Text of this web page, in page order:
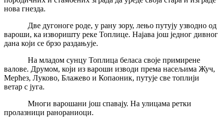
нова гнезда.
Две дугоноге роде, у рану зору, лењо путују узводно од
вароши, ка изворишту реке Топлице. Најава још једног дивног
дана који се брзо раздањује.
На младом сунцу Топлица беласа своје примирене
валове. Друмом, који из вароши изводи према насељима Жуч,
Мерћез, Луково, Блажево и Копаоник, путује све топлији
ветар с југа.
Многи варошани још спавају. На улицама ретки
пролазници ранораниоци.